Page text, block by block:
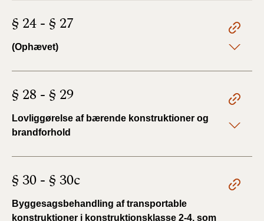
§ 24 - § 27
(Ophævet)
§ 28 - § 29
Lovliggørelse af bærende konstruktioner og
brandforhold
§ 30 - § 30c
Byggesagsbehandling af transportable
konstruktioner i konstruktionsklasse 2-4, som